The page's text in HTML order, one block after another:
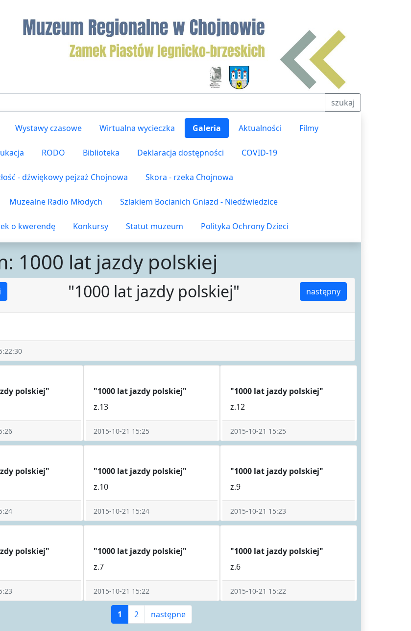
szukaj
Wystawy czasowe Wirtualna wycieczka Galeria Aktualności Filmy
RODO Biblioteka Deklaracja dostępności COVID-19
- dźwiękowy pejzaż Chojnowa Skora - rzeka Chojnowa
Muzealne Radio Młodych Szlakiem Bocianich Gniazd - Niedźwiedzice
o kwerendę Konkursy Statut muzeum Polityka Ochrony Dzieci
1000 lat jazdy polskiej
następny
"1000 lat jazdy polskiej"
polskiej"
"1000 lat jazdy polskiej"
z.13
2015-10-21 15:25
"1000 lat jazdy polskiej"
z.12
2015-10-21 15:25
polskiej"
"1000 lat jazdy polskiej"
z.10
2015-10-21 15:24
"1000 lat jazdy polskiej"
z.9
2015-10-21 15:23
polskiej"
"1000 lat jazdy polskiej"
z.7
2015-10-21 15:22
"1000 lat jazdy polskiej"
z.6
2015-10-21 15:22
1 2 następne